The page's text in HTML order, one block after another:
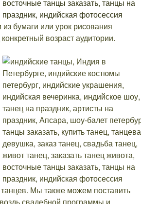
бумаги или урок рисования
возраст аудитории.
Мы также можем поставить
свадебной программы и